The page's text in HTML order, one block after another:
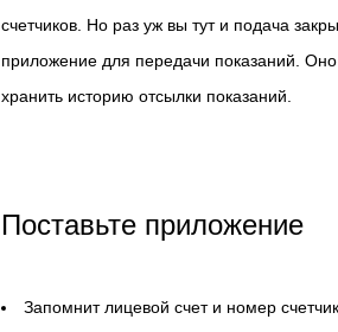
счетчиков. Но раз уж вы тут и подача
приложение для передачи показаний.
хранить историю отсылки показаний.
Поставьте приложение
Запомнит лицевой счет и номер